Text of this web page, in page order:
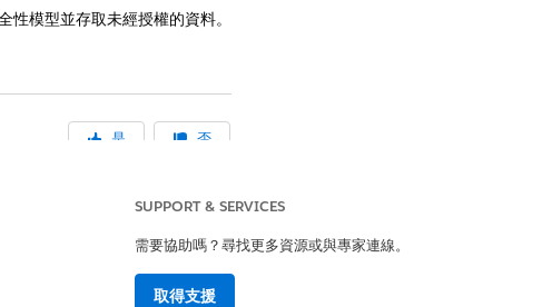
模型並存取未經授權的資料。
是 否
SUPPORT & SERVICES
需要協助嗎？尋找更多資源或與專家連線。
取得支援